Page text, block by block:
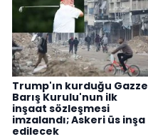
Trump'ın kurduğu Gazze
Barış Kurulu'nun ilk
inşaat sözleşmesi
imzalandı; Askeri üs inşa
edilecek